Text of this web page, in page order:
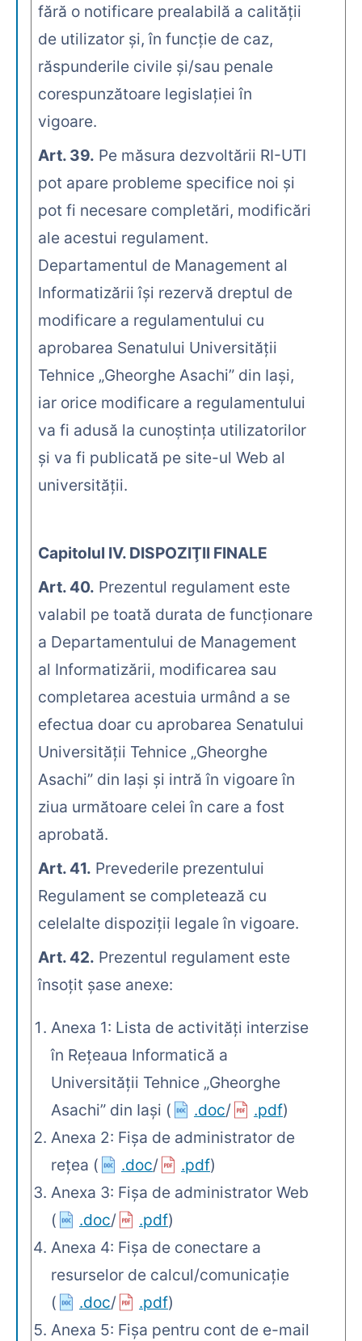
fără o notificare prealabilă a calităţii
de utilizator şi, în funcţie de caz,
răspunderile civile şi/sau penale
corespunzătoare legislaţiei în
vigoare.
Art. 39. Pe măsura dezvoltării RI-UTI
pot apare probleme specifice noi şi
pot fi necesare completări, modificări
ale acestui regulament.
Departamentul de Management al
Informatizării îşi rezervă dreptul de
modificare a regulamentului cu
aprobarea Senatului Universităţii
Tehnice „Gheorghe Asachi” din Iaşi,
iar orice modificare a regulamentului
va fi adusă la cunoştinţa utilizatorilor
şi va fi publicată pe site-ul Web al
universităţii.
Capitolul IV. DISPOZIŢII FINALE
Art. 40. Prezentul regulament este
valabil pe toată durata de funcţionare
a Departamentului de Management
al Informatizării, modificarea sau
completarea acestuia urmând a se
efectua doar cu aprobarea Senatului
Universităţii Tehnice „Gheorghe
Asachi” din Iaşi şi intră în vigoare în
ziua următoare celei în care a fost
aprobată.
Art. 41. Prevederile prezentului
Regulament se completează cu
celelalte dispoziţii legale în vigoare.
Art. 42. Prezentul regulament este
însoţit şase anexe:
Anexa 1: Lista de activităţi interzise
în Reţeaua Informatică a
Universităţii Tehnice „Gheorghe
Asachi” din Iaşi (
.doc/ .pdf)
Anexa 2: Fişa de administrator de
reţea (
.doc/ .pdf)
Anexa 3: Fişa de administrator Web
(
.doc/ .pdf)
Anexa 4: Fişa de conectare a
resurselor de calcul/comunicaţie
(
.doc/ .pdf)
Anexa 5: Fişa pentru cont de e-mail